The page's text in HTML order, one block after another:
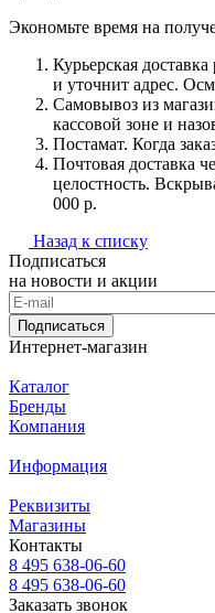
Экономьте время на
Курьерская
и уточнит адрес.
Самовывоз из
кассовой зоне и
Постамат. Когда
Почтовая доставка
целостность.
000 р.
Назад к списку
Подписаться
на новости и акции
Подписаться
Интернет-магазин
Каталог
Бренды
Компания
Информация
Реквизиты
Магазины
Контакты
8 495 638-06-60
8 495 638-06-60
Заказать звонок